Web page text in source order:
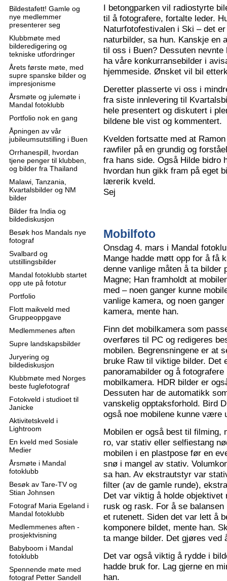
Bildestafett! Gamle og
nye medlemmer
presenterer seg
Klubbmøte med
bilderedigering og
tekniske utfordringer
Årets første møte, med
supre spanske bilder og
impresjonisme
Årsmøte og julemøte i
Mandal fotoklubb
Portfolio nok en gang
Åpningen av vår
jubileumsutstilling i Buen
Orrhanespill, hvordan
tjene penger til klubben,
og bilder fra Thailand
Malawi, Tanzania,
Kvartalsbilder og NM
bilder
Bilder fra India og
bildediskusjon
Besøk hos Mandals nye
fotograf
Svalbard og
utstillingsbilder
Mandal fotoklubb startet
opp ute på fototur
Portfolio
Flott maikveld med
Gruppeoppgave
Medlemmenes aften
Supre landskapsbilder
Juryering og
bildediskusjon
Klubbmøte med Norges
beste fuglefotograf
Fotokveld i studioet til
Janicke
Aktivitetskveld i
Lightroom
En kveld med Sosiale
Medier
Årsmøte i Mandal
fotoklubb
Besøk av Tare-TV og
Stian Johnsen
Fotograf Maria Egeland i
Mandal fotoklubb
Medlemmenes aften -
prosjektvisning
Babyboom i Mandal
fotoklubb
Spennende møte med
fotograf Petter Sandell
I betongparken vil radiostyrte
til å fotografere, fortalte leder.
Naturfotofestivalen i Ski – det
naturbilder, sa hun. Kanskje en
til oss i Buen? Dessuten
ha våre konkurransebilder i
hjemmeside. Ønsket vil bil
Deretter plasserte vi oss i
fra siste innlevering til
hele presentert og diskutert i
bildene ble vist og kommentert.
Kvelden fortsatte med at
rawfiler på en grundig og
fra hans side. Også Hilde bidro
hvordan hun gikk fram på eget
lærerik kveld.
Sej
Mobilfoto
Onsdag 4. mars i Mandal
Mange hadde møtt opp for å få
denne vanlige måten å ta bilder
Magne; Han framholdt at
med – noen ganger kunne
vanlige kamera, og noen
kamera, mente han.
Finn det mobilkamera som
overføres til PC og redigeres
mobilen. Begrensningene er at
bruke Raw til viktige bilder. Det
panoramabilder og å
mobilkamera. HDR bilder er
Dessuten har de automatikk
vanskelig opptaksforhold. Bird
også noe mobilene kunne være
Mobilen er også best til filming,
ro, var stativ eller selfiestang
mobilen i en plastpose før en
snø i mangel av stativ.
sa han. Av ekstrautstyr var
filter (av de gamle runde),
Det var viktig å holde
rusk og rask. For å se
et rutenett. Siden det var lett å
komponere bildet, mente han.
ta mange bilder. Det gjøres ved
Det var også viktig å rydde i
hadde bruk for. Lag gjerne en
han.